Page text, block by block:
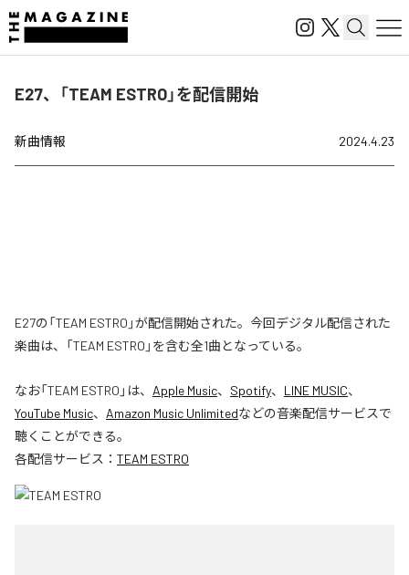
E27、「TEAM ESTRO」を配信開始
新曲情報 2024.4.23
E27の「TEAM ESTRO」が配信開始された。今回デジタル配信された
楽曲は、「TEAM ESTRO」を含む全1曲となっている。
なお「TEAM ESTRO 」は、 Apple Music、 Spotify、 LINE MUSIC、
YouTube Music、 Amazon Music Unlimitedなどの音楽配信サービスで
聴くことができる。
各配信サービス： TEAM ESTRO